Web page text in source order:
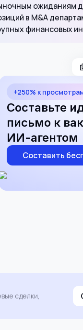
ожиданиям
в M&A
финансовых
+250% к
Составьте
письмо к
ИИ-агентом
Составить
сделки,